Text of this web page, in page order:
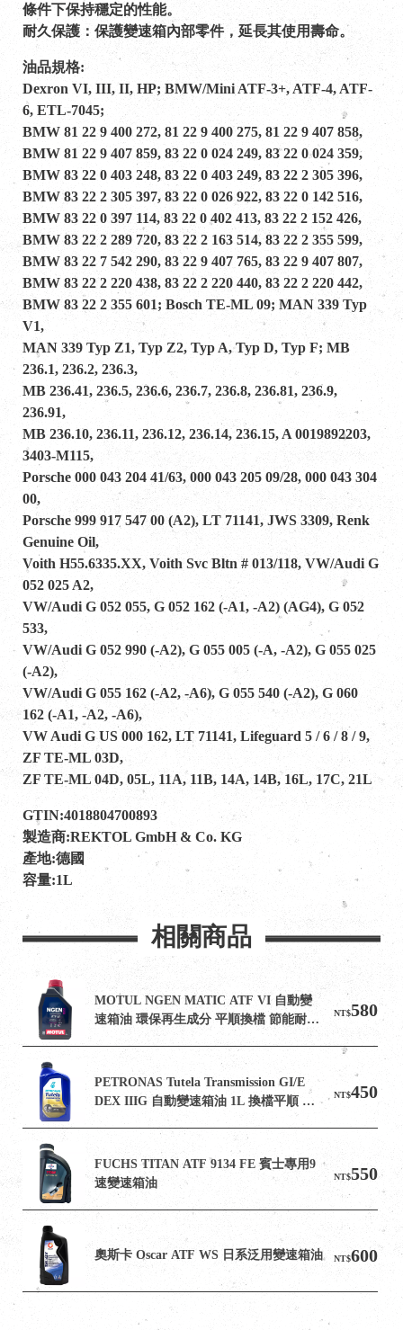
條件下保持穩定的性能。
耐久保護：保護變速箱內部零件，延長其使用壽命。
油品規格:
Dexron VI, III, II, HP; BMW/Mini ATF-3+, ATF-4, ATF-
6, ETL-7045;
BMW 81 22 9 400 272, 81 22 9 400 275, 81 22 9 407 858,
BMW 81 22 9 407 859, 83 22 0 024 249, 83 22 0 024 359,
BMW 83 22 0 403 248, 83 22 0 403 249, 83 22 2 305 396,
BMW 83 22 2 305 397, 83 22 0 026 922, 83 22 0 142 516,
BMW 83 22 0 397 114, 83 22 0 402 413, 83 22 2 152 426,
BMW 83 22 2 289 720, 83 22 2 163 514, 83 22 2 355 599,
BMW 83 22 7 542 290, 83 22 9 407 765, 83 22 9 407 807,
BMW 83 22 2 220 438, 83 22 2 220 440, 83 22 2 220 442,
BMW 83 22 2 355 601; Bosch TE-ML 09; MAN 339 Typ
V1,
MAN 339 Typ Z1, Typ Z2, Typ A, Typ D, Typ F; MB
236.1, 236.2, 236.3,
MB 236.41, 236.5, 236.6, 236.7, 236.8, 236.81, 236.9,
236.91,
MB 236.10, 236.11, 236.12, 236.14, 236.15, A 0019892203,
3403-M115,
Porsche 000 043 204 41/63, 000 043 205 09/28, 000 043 304
00,
Porsche 999 917 547 00 (A2), LT 71141, JWS 3309, Renk
Genuine Oil,
Voith H55.6335.XX, Voith Svc Bltn # 013/118, VW/Audi G
052 025 A2,
VW/Audi G 052 055, G 052 162 (-A1, -A2) (AG4), G 052
533,
VW/Audi G 052 990 (-A2), G 055 005 (-A, -A2), G 055 025
(-A2),
VW/Audi G 055 162 (-A2, -A6), G 055 540 (-A2), G 060
162 (-A1, -A2, -A6),
VW Audi G US 000 162, LT 71141, Lifeguard 5 / 6 / 8 / 9,
ZF TE-ML 03D,
ZF TE-ML 04D, 05L, 11A, 11B, 14A, 14B, 16L, 17C, 21L
GTIN:4018804700893
製造商:REKTOL GmbH & Co. KG
產地:德國
容量:1L
相關商品
NT$580
MOTUL NGEN MATIC ATF VI 自動變
速箱油 環保再生成分 平順換檔 節能耐用
NT$450
PETRONAS Tutela Transmission GI/E
DEX IIIG 自動變速箱油 1L 換檔平順 降
低磨損 散熱穩定
NT$550
FUCHS TITAN ATF 9134 FE 賓士專用9
速變速箱油
NT$600
奧斯卡 Oscar ATF WS 日系泛用變速箱油